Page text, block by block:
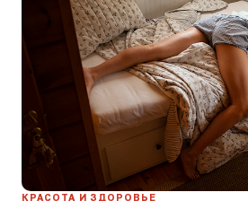
КРАСОТА И ЗДОРОВЬЕ